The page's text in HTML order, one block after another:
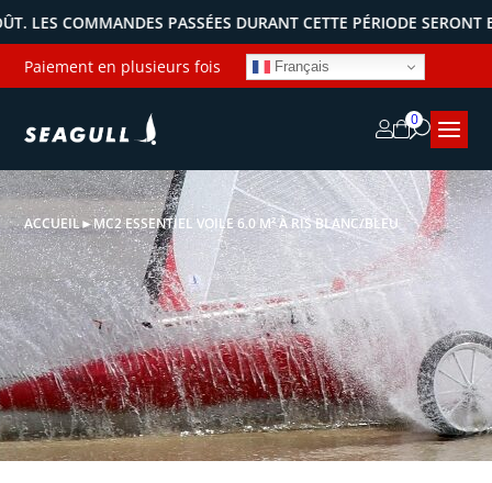
PASSÉES DURANT CETTE PÉRIODE SERONT
Paiement en plusieurs fois Français
0
ACCUEIL►MC2 ESSENTIEL VOILE 6.0 M² À RIS BLANC/BLEU